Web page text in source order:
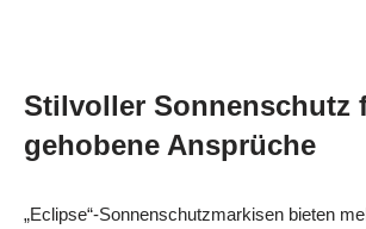
Stilvoller Sonnenschutz
gehobene Ansprüche
„Eclipse“-Sonnenschutzmarkisen bieten